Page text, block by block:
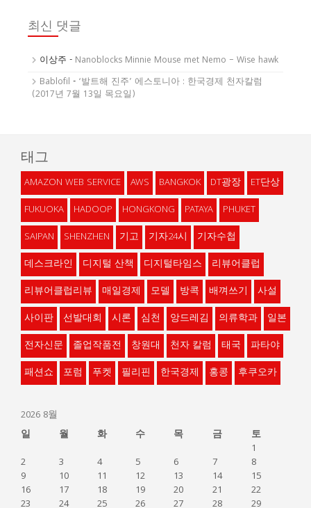
최신 댓글
이상주 - Nanoblocks Minnie Mouse met Nemo – Wise hawk
Bablofil - ‘발트해 진주’ 에스토니아 : 한국경제 천자칼럼
(2017년 7월 13일 목요일)
태그
AMAZON WEB SERVICE AWS BANGKOK DT광장
ET단상
FUKUOKA
HADOOP HONGKONG PATAYA
PHUKET
SAIPAN
SHENZHEN 기고 기자24시
기자수첩
데스크라인
디지털 산책 디지털타임스
리뷰어클럽
리뷰어클럽리뷰
매일경제 모델 방콕 배껴쓰기
사설
사이판
선발대회 시론 심천 앙드레김 의류학과
일본
전자신문
졸업작품전 창원대 천자 칼럼 태국
파타야
패션쇼
포럼 푸켓 필리핀 한국경제 홍콩 후쿠오카
2026 8월
일
월 화 수 목 금
토
1
2
3 4 5 6 7
8
9
10 11 12 13 14
15
16
17 18 19 20 21
22
23
24 25 26 27 28 29